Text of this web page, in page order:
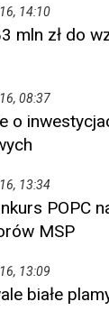
14:10
mln zł do
08:37
o
13:34
POPC
MSP
13:09
białe